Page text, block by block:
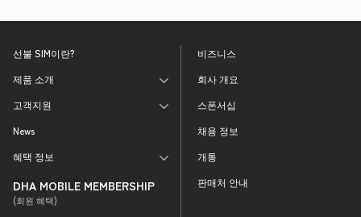
선불 SIM이란?
제품 소개
고객지원
News
혜택 정보
DHA MOBILE MEMBERSHIP
(회원 혜택)
비즈니스
회사 개요
스폰서십
채용 정보
개통
판매처 안내